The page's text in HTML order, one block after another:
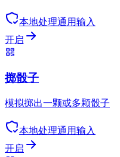
本地处理通用输入
开启
掷骰子
模拟掷出一颗或多颗骰子
本地处理通用输入
开启